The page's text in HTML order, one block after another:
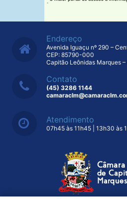
Endereço
Avenida Iguaçu nº 290 –
CEP: 85790-000
Capitão Leônidas Marques –
Contato
(45) 3286 1144
Atendimento
07h45 às 11h45 | 13h30 às